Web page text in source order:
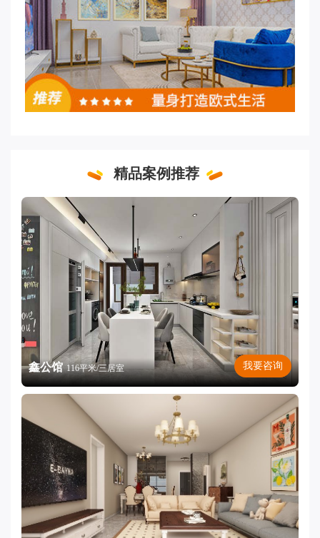
精品案例推荐
鑫公馆 116平米/三居室 我要咨询